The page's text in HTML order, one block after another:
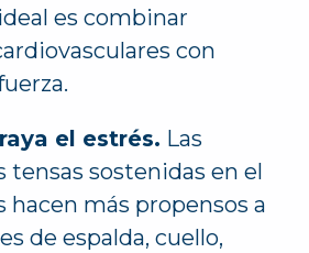
es combinar
con
el estrés. Las
tensas sostenidas en el
más propensos a
de espalda, cuello,